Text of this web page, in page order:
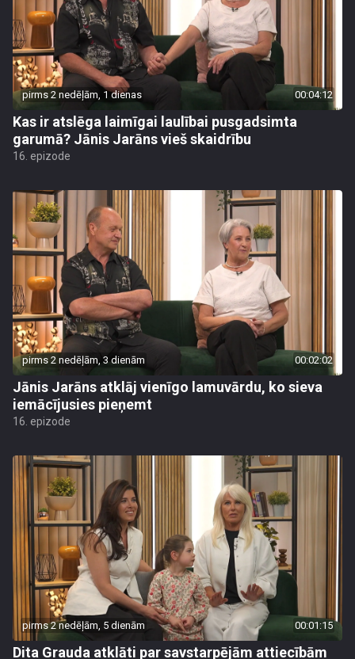
pirms 2 nedēļām, 1 dienas 00:04:12
Kas ir atslēga laimīgai laulībai pusgadsimta
garumā? Jānis Jarāns vieš skaidrību
16. epizode
pirms 2 nedēļām, 3 dienām 00:02:02
Jānis Jarāns atklāj vienīgo lamuvārdu, ko sieva
iemācījusies pieņemt
16. epizode
pirms 2 nedēļām, 5 dienām 00:01:15
Dita Grauda atklāti par savstarpējām attiecībām